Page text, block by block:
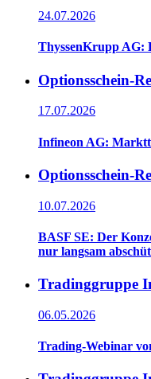
24.07.2026
ThyssenKrupp AG:
Optionsschein-
17.07.2026
Infineon AG:
Optionsschein-
10.07.2026
BASF SE: Der
nur langsam
Tradinggruppe
06.05.2026
Trading-Webinar